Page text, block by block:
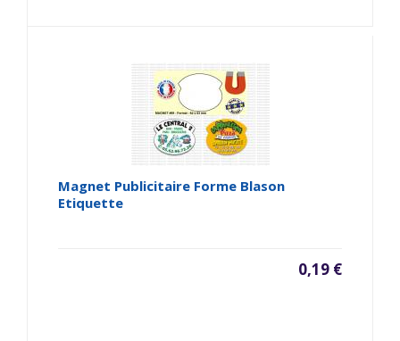
Magnet Publicitaire Forme Blason
Etiquette
0,19 €